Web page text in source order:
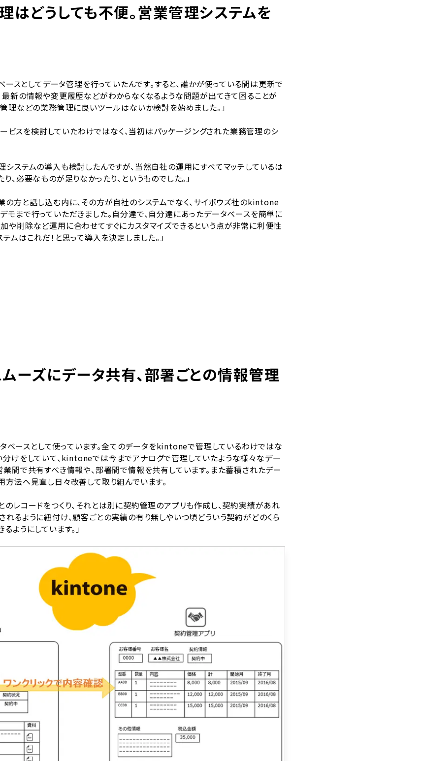
はどうしても不便。営業管理システムを
スとしてデータ管理を行っていたんです。すると、誰かが使っている間は更新で
最新の情報や変更履歴などがわからなくなるような問題が出てきて困ることが
管理などの業務管理に良いツールはないか検討を始めました。」
スを検討していたわけではなく、当初はパッケージングされた業務管理のシ
システムの導入も検討したんですが、当然自社の運用にすべてマッチしているは
、必要なものが足りなかったり、というものでした。」
の方と話し込む内に、その方が自社のシステムでなく、サイボウズ社のkintone
モまで行っていただきました。自分達で、自分達にあったデータベースを簡単に
や削除など運用に合わせてすぐにカスタマイズできるという点が非常に利便性
ムはこれだ！と思って導入を決定しました。」
ーズにデータ共有、部署ごとの情報管理
ースとして使っています。全てのデータをkintoneで管理しているわけではな
分けをしていて、kintoneでは今までアナログで管理していたような様々なデー
業間で共有すべき情報や、部署間で情報を共有しています。また蓄積されたデー
方法へ見直し日々改善して取り組んでいます。
のレコードをつくり、それとは別に契約管理のアプリも作成し、契約実績があれ
れるように紐付け、顧客ごとの実績の有り無しやいつ頃どういう契約がどのくら
ようにしています。」